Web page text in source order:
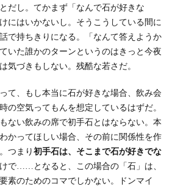
だし。てかまず「なんで石が好きな
にはいかないし。そうこうしている間に
で持ちきりになる。「なんて答えようか
た誰かのターンというのはきっと今夜
気づきもしない。残酷な若さだ。
て、もし本当に石が好きな場合、飲み会
の空気ってもんを想定しているはずだ。
ない飲みの席で初手石とはならない。本
かってほしい場合、その前に関係性を作
つまり 初手石は、そこまで石が好きでな
で……となると、この場合の「石」は、
素のためのコマでしかない。ドンマイ